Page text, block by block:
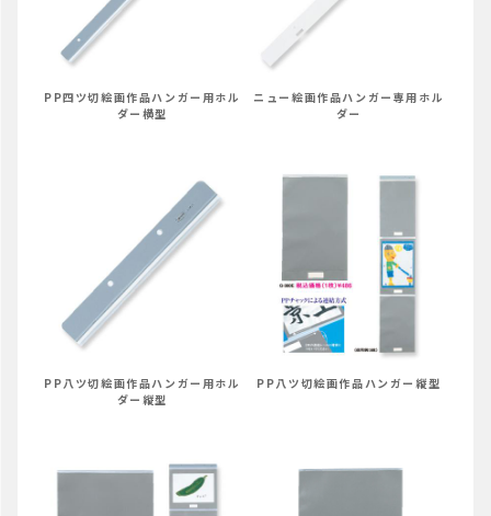
PP四ツ切絵画作品ハンガー用ホル
ダー横型
ニュー絵画作品ハンガー専用ホル
ダー
PP八ツ切絵画作品ハンガー用ホル
ダー縦型
PP八ツ切絵画作品ハンガー縦型